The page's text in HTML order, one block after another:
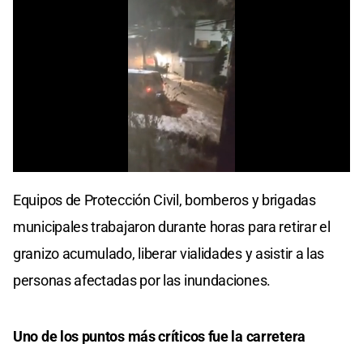
of
seconds
Equipos de Protección Civil, bomberos y brigadas
municipales trabajaron durante horas para retirar el
granizo acumulado, liberar vialidades y asistir a las
personas afectadas por las inundaciones.
Uno de los puntos más críticos fue la carretera